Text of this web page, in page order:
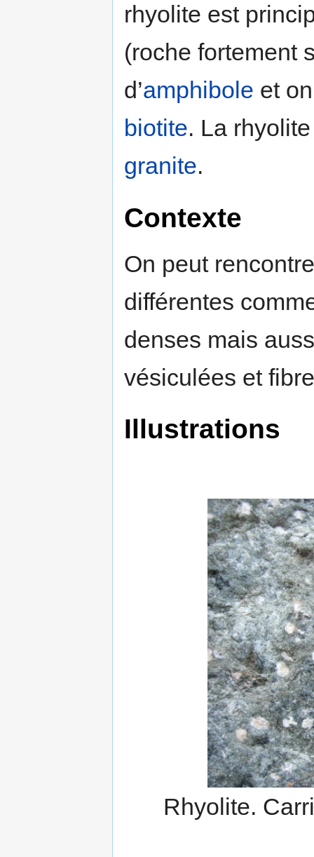
rhyolite est
(roche fortement
d’amphibole et
biotite. La
granite.
Contexte
On peut
différentes
denses mais
vésiculées et
Illustrations
Rhyolite.